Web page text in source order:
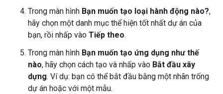
Trong màn hình Bạn muốn tạo loại hành động nào?,
hãy chọn một danh mục thể hiện tốt nhất dự án của
bạn, rồi nhấp vào Tiếp theo.
Trong màn hình Bạn muốn tạo ứng dụng như thế
nào, hãy chọn cách tạo và nhấp vào Bắt đầu xây
dựng. Ví dụ: bạn có thể bắt đầu bằng một nhãn trống
dự án hoặc với một mẫu.